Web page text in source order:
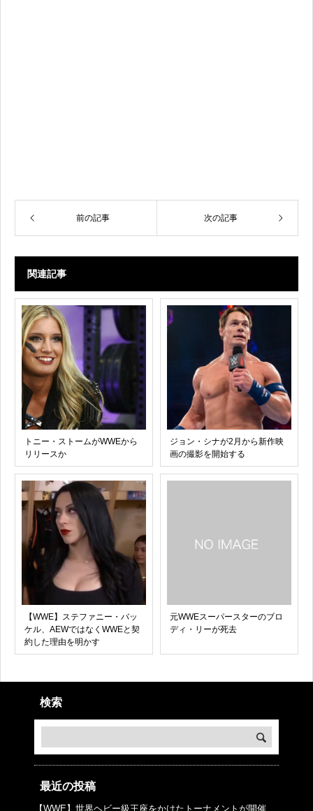
前の記事 次の記事
関連記事
トニー・ストームがWWEから
リリースか
ジョン・シナが2月から新作映
画の撮影を開始する
【WWE】ステファニー・バッ
ケル、AEWではなくWWEと契
約した理由を明かす
元WWEスーパースターのブロ
ディ・リーが死去
検索
最近の投稿
【WWE】世界ヘビー級王座をかけたトーナメントが開催、
© プロレスJunkie ～WWEの最新情報 USA～